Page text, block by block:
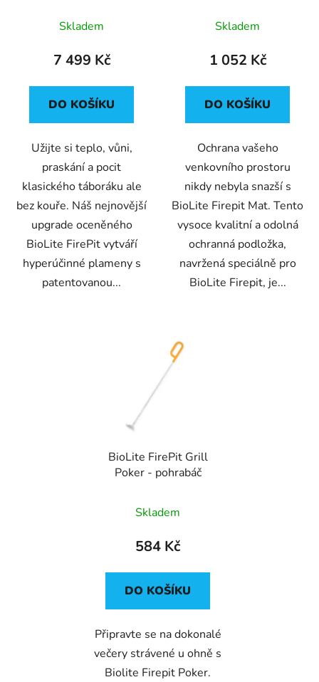
Skladem
7 499 Kč
DO KOŠÍKU
Užijte si teplo, vůni,
praskání a pocit
klasického táboráku ale
bez kouře. Náš nejnovější
upgrade oceněného
BioLite FirePit vytváří
hyperúčinné plameny s
patentovanou...
Skladem
1 052 Kč
DO KOŠÍKU
Ochrana vašeho
venkovního prostoru
nikdy nebyla snazší s
BioLite Firepit Mat. Tento
vysoce kvalitní a odolná
ochranná podložka,
navržená speciálně pro
BioLite Firepit, je...
BioLite FirePit Grill
Poker - pohrabáč
Skladem
584 Kč
DO KOŠÍKU
Připravte se na dokonalé
večery strávené u ohně s
Biolite Firepit Poker.